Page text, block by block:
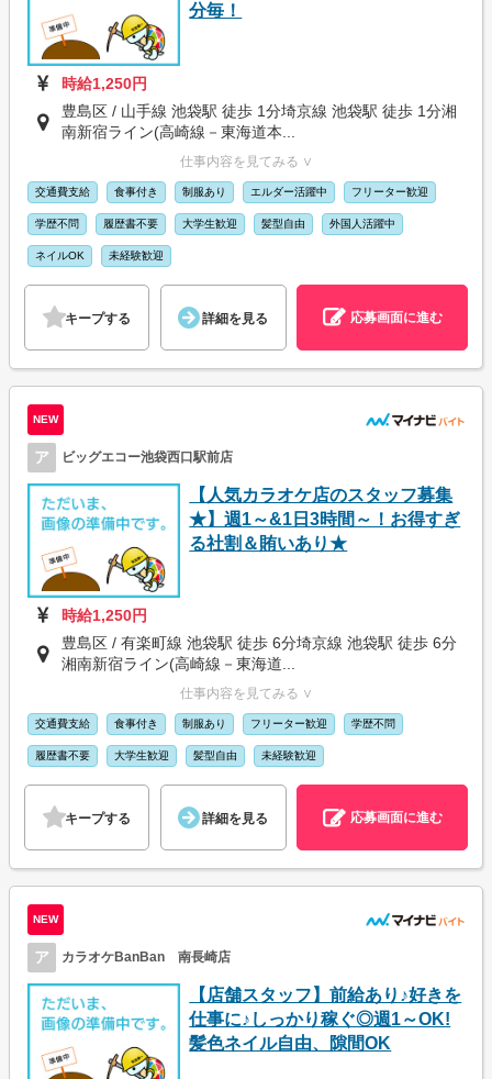
分毎！
時給1,250円
豊島区 / 山手線 池袋駅 徒歩 1分埼京線 池袋駅 徒歩 1分湘
南新宿ライン(高崎線－東海道本...
仕事内容を見てみる ∨
交通費支給 食事付き 制服あり エルダー活躍中 フリーター歓迎
学歴不問 履歴書不要 大学生歓迎 髪型自由 外国人活躍中
ネイルOK 未経験歓迎
キープする 詳細を見る 応募画面に進む
NEW
ア ビッグエコー池袋西口駅前店
【人気カラオケ店のスタッフ募集
★】週1～&1日3時間～！お得すぎ
る社割＆賄いあり★
時給1,250円
豊島区 / 有楽町線 池袋駅 徒歩 6分埼京線 池袋駅 徒歩 6分
湘南新宿ライン(高崎線－東海道...
仕事内容を見てみる ∨
交通費支給 食事付き 制服あり フリーター歓迎 学歴不問
履歴書不要 大学生歓迎 髪型自由 未経験歓迎
キープする 詳細を見る 応募画面に進む
NEW
ア カラオケBanBan 南長崎店
【店舗スタッフ】前給あり♪好きを
仕事に♪しっかり稼ぐ◎週1～OK!
髪色ネイル自由、隙間OK